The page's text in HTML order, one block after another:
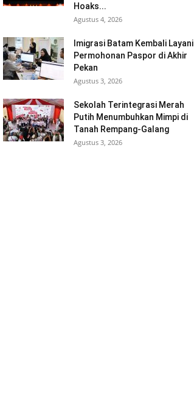
Hoaks...
Agustus 4, 2026
Imigrasi Batam Kembali Layani
Permohonan Paspor di Akhir
Pekan
Agustus 3, 2026
Sekolah Terintegrasi Merah
Putih Menumbuhkan Mimpi di
Tanah Rempang-Galang
Agustus 3, 2026